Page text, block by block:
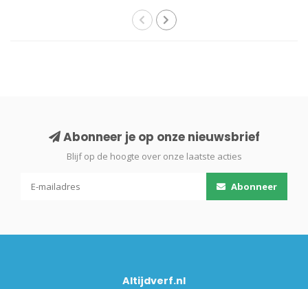
Abonneer je op onze nieuwsbrief
Blijf op de hoogte over onze laatste acties
Abonneer
Altijdverf.nl